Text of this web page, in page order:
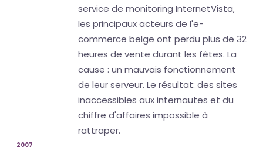
service de monitoring InternetVista,
les principaux acteurs de l'e-
commerce belge ont perdu plus de 32
heures de vente durant les fêtes. La
cause : un mauvais fonctionnement
de leur serveur. Le résultat: des sites
inaccessibles aux internautes et du
chiffre d'affaires impossible à
rattraper.
2007